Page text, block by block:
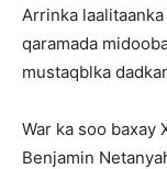
Arrinka
qaramada
mustaqblka
War ka soo baxay
Benjamin